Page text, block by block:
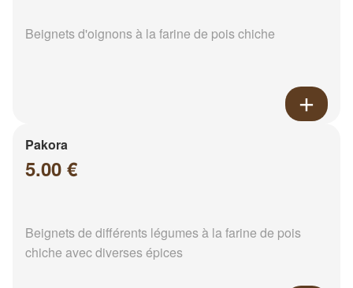
Beignets d'oignons à la farine de pois chiche
Pakora
5.00 €
Beignets de différents légumes à la farine de pois
chiche avec diverses épices